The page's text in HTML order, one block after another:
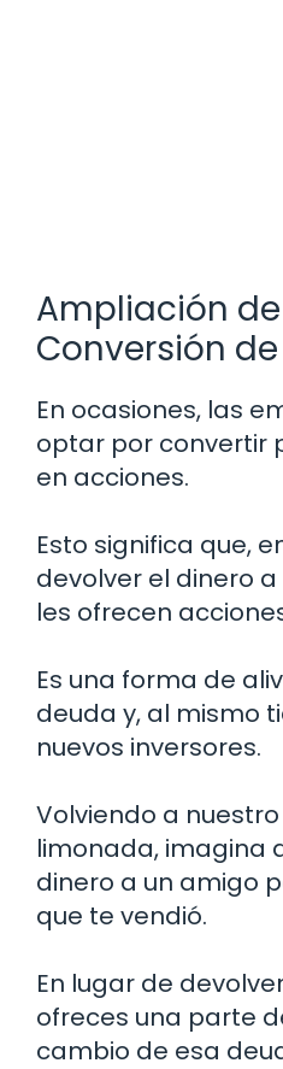
Ampliación
Conversión
En ocasiones, las
optar por convertir
en acciones.
Esto significa que,
devolver el dinero
les ofrecen
Es una forma de
deuda y, al mismo
nuevos inversores.
Volviendo a
limonada, imagina
dinero a un amigo
que te vendió.
En lugar de
ofreces una parte
cambio de esa